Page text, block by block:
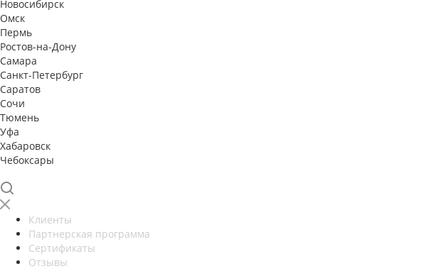
Новосибирск
Омск
Пермь
Ростов-на-Дону
Самара
Санкт-Петербург
Саратов
Сочи
Тюмень
Уфа
Хабаровск
Чебоксары
Клиенты
Партнерская программа
Сертификаты
Отзывы